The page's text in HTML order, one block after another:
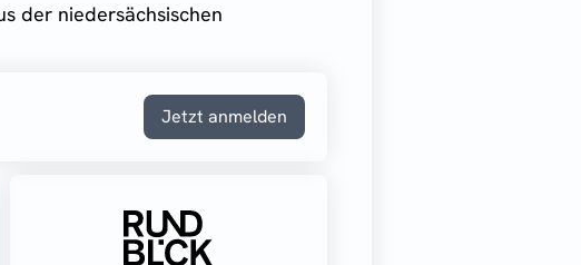
der niedersächsischen
Jetzt anmelden